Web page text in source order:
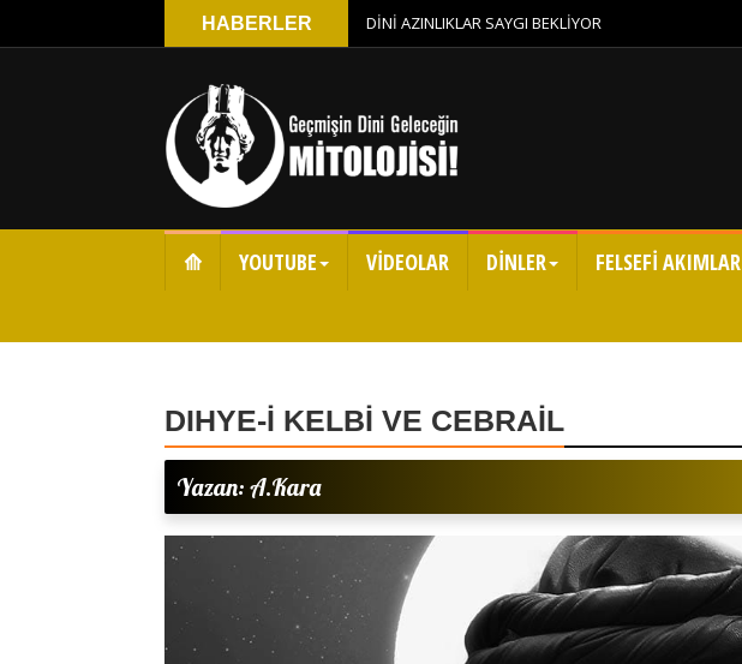
HABERLER DİNİ AZINLIKLAR SAYGI BEKLİYOR
⟰ YOUTUBE VİDEOLAR DİNLER FELSEFİ AKIMLAR
DIHYE-İ KELBİ VE CEBRAİL
Yazan: A.Kara